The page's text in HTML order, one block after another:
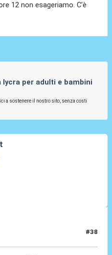
12 non esageriamo. C'è
lycra per adulti e bambini
a sostenere il nostro sito, senza costi
#38